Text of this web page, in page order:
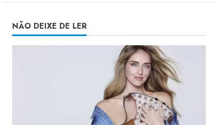
NÃO DEIXE DE LER